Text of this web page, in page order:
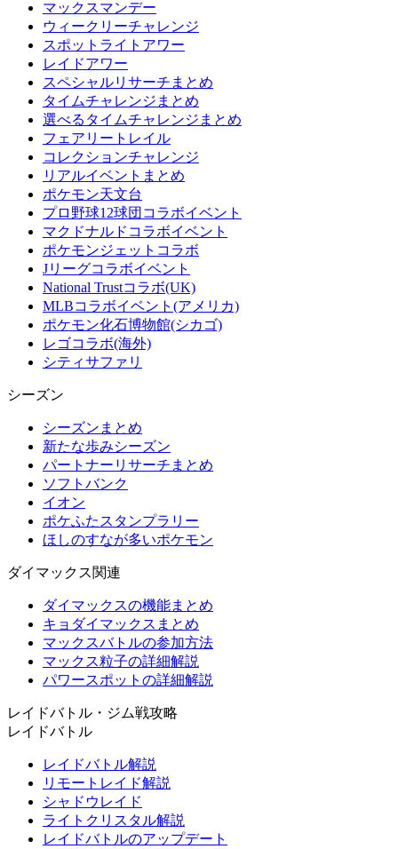
マックスマンデー
ウィークリーチャレンジ
スポットライトアワー
レイドアワー
スペシャルリサーチまとめ
タイムチャレンジまとめ
選べるタイムチャレンジまとめ
フェアリートレイル
コレクションチャレンジ
リアルイベントまとめ
ポケモン天文台
プロ野球12球団コラボイベント
マクドナルドコラボイベント
ポケモンジェットコラボ
Jリーグコラボイベント
National Trustコラボ(UK)
MLBコラボイベント(アメリカ)
ポケモン化石博物館(シカゴ)
レゴコラボ(海外)
シティサファリ
シーズン
シーズンまとめ
新たな歩みシーズン
パートナーリサーチまとめ
ソフトバンク
イオン
ポケふたスタンプラリー
ほしのすなが多いポケモン
ダイマックス関連
ダイマックスの機能まとめ
キョダイマックスまとめ
マックスバトルの参加方法
マックス粒子の詳細解説
パワースポットの詳細解説
レイドバトル・ジム戦攻略
レイドバトル
レイドバトル解説
リモートレイド解説
シャドウレイド
ライトクリスタル解説
レイドバトルのアップデート